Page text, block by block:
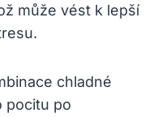
může vést k lepší
chladné
pocitu po